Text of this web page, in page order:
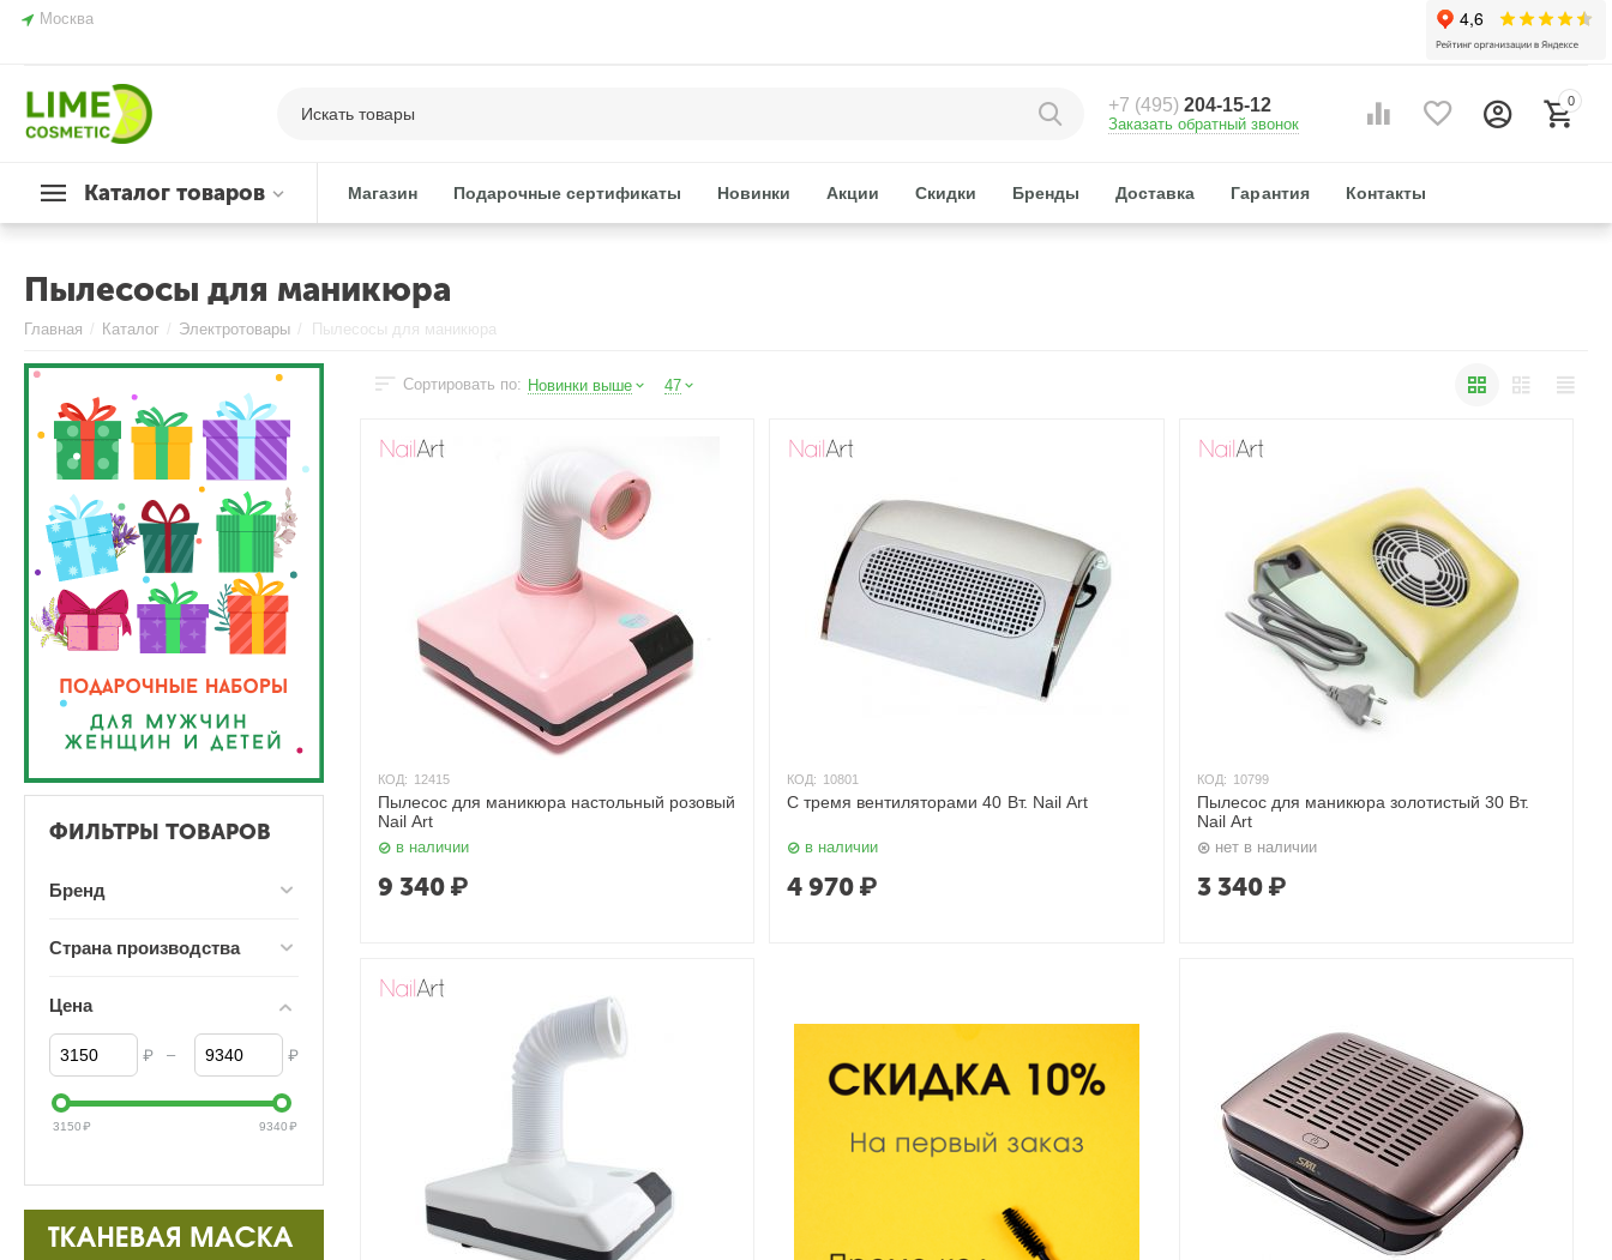
Москва
+7 (495)204-15-12
Заказать обратный звонок
0
Каталог товаров Магазин Подарочные сертификаты Новинки Акции Скидки Бренды Доставка Гарантия Контакты
Пылесосы для маникюра
Главная / Каталог / Электротовары / Пылесосы для маникюра
Сортировать по: Новинки выше 47
КОД: 12415
Пылесос для маникюра настольный розовый
Nail Art
в наличии
9 340 ₽
КОД: 10801
С тремя вентиляторами 40 Вт. Nail Art
в наличии
4 970 ₽
КОД: 10799
Пылесос для маникюра золотистый 30 Вт.
Nail Art
нет в наличии
3 340 ₽
ФИЛЬТРЫ ТОВАРОВ
Бренд
Страна производства
Цена
₽ – ₽
3150₽ 9340₽